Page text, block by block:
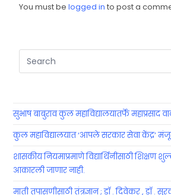
You must belogged in to post a
सुभाष बाबुराव कुल महाविद्यालयातर्फे महाप्रसाद
कुल महाविद्यालयात ‘आपले सरकार सेवा केंद्र’
शासकीय नियमाप्रमाणे विद्यार्थिनींसाठी शिक्षण
आकारली जाणार नाही.
माती तपासणीसाठी तंत्रज्ञान ; डॉ . दिवेकर , डॉ .